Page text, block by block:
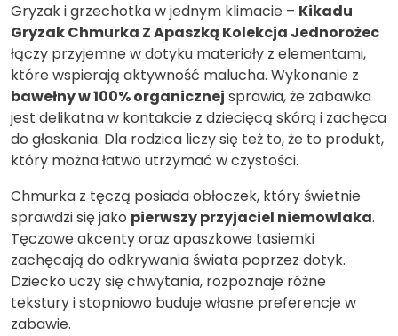
Gryzak i grzechotka w jednym klimacie – Kikadu
Gryzak Chmurka Z Apaszką Kolekcja Jednorożec
łączy przyjemne w dotyku materiały z elementami,
które wspierają aktywność malucha. Wykonanie z
bawełny w 100% organicznej sprawia, że zabawka
jest delikatna w kontakcie z dziecięcą skórą i zachęca
do głaskania. Dla rodzica liczy się też to, że to produkt,
który można łatwo utrzymać w czystości.
Chmurka z tęczą posiada obłoczek, który świetnie
sprawdzi się jako pierwszy przyjaciel niemowlaka.
Tęczowe akcenty oraz apaszkowe tasiemki
zachęcają do odkrywania świata poprzez dotyk.
Dziecko uczy się chwytania, rozpoznaje różne
tekstury i stopniowo buduje własne preferencje w
zabawie.